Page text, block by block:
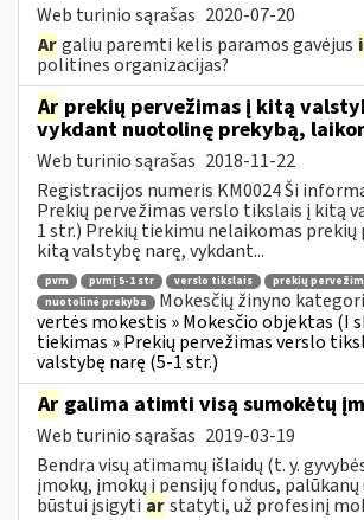
Web turinio sąrašas 2020-07-20
Argaliu paremti kelis paramos gavėjus
politines organizacijas?
Ar prekių pervežimas į kitą
vykdant nuotolinę prekybą,
Web turinio sąrašas 2018-11-22
Registracijos numeris KM0024 Ši
Prekių pervežimas verslo tikslais į kitą
1 str.) Prekių tiekimu nelaikomas prekių
kitą valstybę narę, vykdant...
pvm pvmį 5-1 str verslo tikslais
prekių
nuotolinė prekyba
Mokesčių žinyno
vertės mokestis » Mokesčio objektas (I
tiekimas » Prekių pervežimas verslo
valstybę narę (5-1 str.)
Ar galima atimti visą sumokėtų
Web turinio sąrašas 2019-03-19
Bendra visų atimamų išlaidų (t. y.
įmokų, įmokų į pensijų fondus,
būstui įsigyti arstatyti, už profesinį